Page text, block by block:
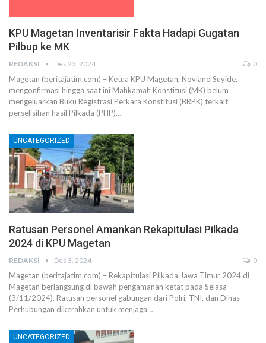
KPU Magetan Inventarisir Fakta Hadapi Gugatan
Pilbup ke MK
REDAKSI Des 23, 2024 0
Magetan (beritajatim.com) – Ketua KPU Magetan, Noviano Suyide,
mengonfirmasi hingga saat ini Mahkamah Konstitusi (MK) belum
mengeluarkan Buku Registrasi Perkara Konstitusi (BRPK) terkait
perselisihan hasil Pilkada (PHP)…
UNCATEGORIZED
Ratusan Personel Amankan Rekapitulasi Pilkada
2024 di KPU Magetan
REDAKSI Des 3, 2024 0
Magetan (beritajatim.com) – Rekapitulasi Pilkada Jawa Timur 2024 di
Magetan berlangsung di bawah pengamanan ketat pada Selasa
(3/11/2024). Ratusan personel gabungan dari Polri, TNI, dan Dinas
Perhubungan dikerahkan untuk menjaga…
UNCATEGORIZED